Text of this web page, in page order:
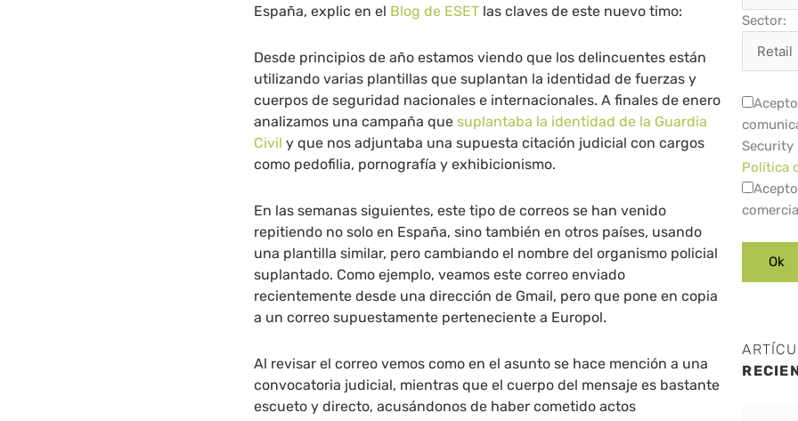
España, explic en el Blog de ESET las claves de este nuevo timo:
Desde principios de año estamos viendo que los delincuentes están
utilizando varias plantillas que suplantan la identidad de fuerzas y
cuerpos de seguridad nacionales e internacionales. A finales de enero
analizamos una campaña quesuplantaba la identidad de la Guardia
Civil y que nos adjuntaba una supuesta citación judicial con cargos
como pedofilia, pornografía y exhibicionismo.
En las semanas siguientes, este tipo de correos se han venido
repitiendo no solo en España, sino también en otros países, usando
una plantilla similar, pero cambiando el nombre del organismo policial
suplantado. Como ejemplo, veamos este correo enviado
recientemente desde una dirección de Gmail, pero que pone en copia
a un correo supuestamente perteneciente a Europol.
Al revisar el correo vemos como en el asunto se hace mención a una
convocatoria judicial, mientras que el cuerpo del mensaje es bastante
escueto y directo, acusándonos de haber cometido actos
Sector:
Security
Política